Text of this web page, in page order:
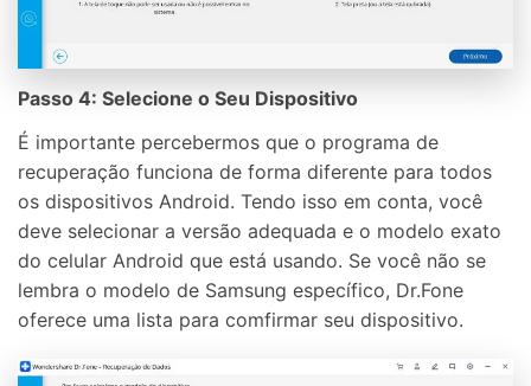
Passo 4: Selecione o Seu Dispositivo
É importante percebermos que o programa de
recuperação funciona de forma diferente para todos
os dispositivos Android. Tendo isso em conta, você
deve selecionar a versão adequada e o modelo exato
do celular Android que está usando. Se você não se
lembra o modelo de Samsung específico, Dr.Fone
oferece uma lista para comfirmar seu dispositivo.